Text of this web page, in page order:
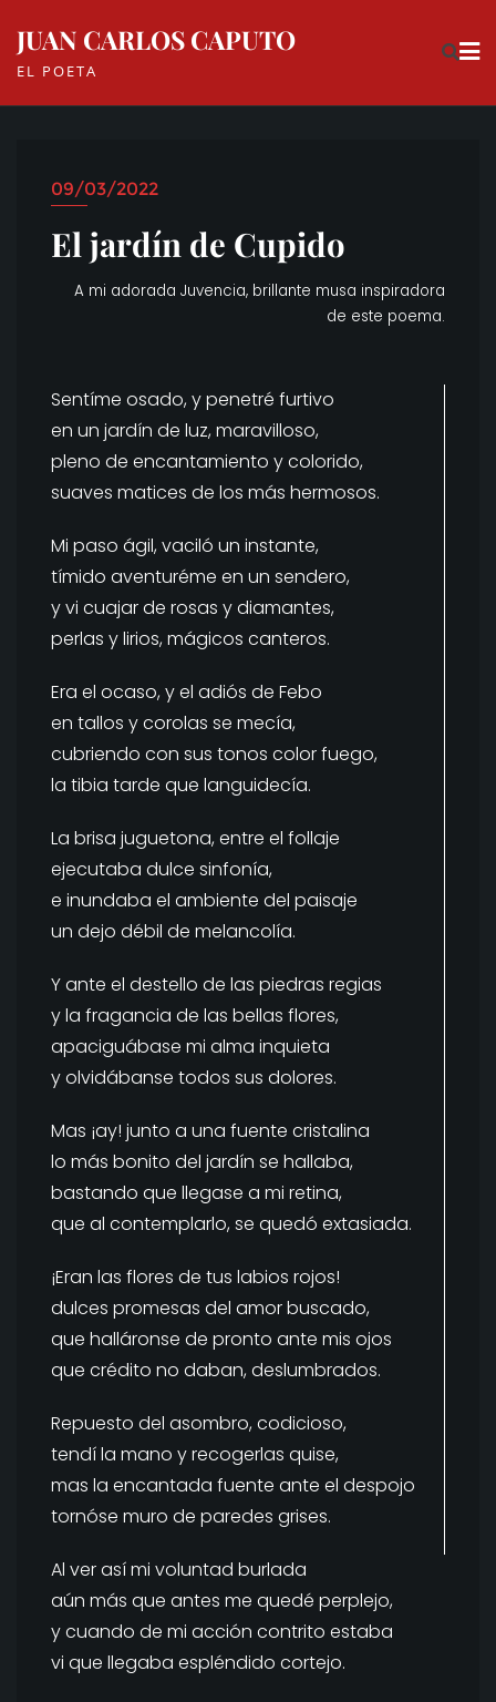
content
JUAN CARLOS CAPUTO
EL POETA
09/03/2022
El jardín de Cupido
A mi adorada Juvencia, brillante musa inspiradora
de este poema.
Sentíme osado, y penetré furtivo
en un jardín de luz, maravilloso,
pleno de encantamiento y colorido,
suaves matices de los más hermosos.
Mi paso ágil, vaciló un instante,
tímido aventuréme en un sendero,
y vi cuajar de rosas y diamantes,
perlas y lirios, mágicos canteros.
Era el ocaso, y el adiós de Febo
en tallos y corolas se mecía,
cubriendo con sus tonos color fuego,
la tibia tarde que languidecía.
La brisa juguetona, entre el follaje
ejecutaba dulce sinfonía,
e inundaba el ambiente del paisaje
un dejo débil de melancolía.
Y ante el destello de las piedras regias
y la fragancia de las bellas flores,
apaciguábase mi alma inquieta
y olvidábanse todos sus dolores.
Mas ¡ay! junto a una fuente cristalina
lo más bonito del jardín se hallaba,
bastando que llegase a mi retina,
que al contemplarlo, se quedó extasiada.
¡Eran las flores de tus labios rojos!
dulces promesas del amor buscado,
que halláronse de pronto ante mis ojos
que crédito no daban, deslumbrados.
Repuesto del asombro, codicioso,
tendí la mano y recogerlas quise,
mas la encantada fuente ante el despojo
tornóse muro de paredes grises.
Al ver así mi voluntad burlada
aún más que antes me quedé perplejo,
y cuando de mi acción contrito estaba
vi que llegaba espléndido cortejo.